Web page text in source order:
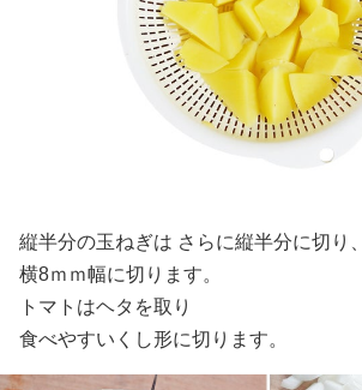
縦半分の玉ねぎは さらに縦半分に切り、
横8ｍｍ幅に切ります。
トマトはヘタを取り
食べやすいくし形に切ります。